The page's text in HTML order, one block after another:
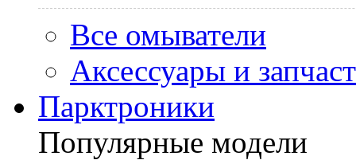
Все омыватели
Аксессуары и
Парктроники
Популярные модели